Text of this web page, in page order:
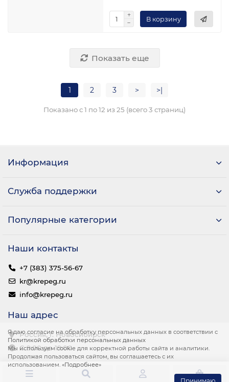
В корзину
Показать еще
1 2 3 > >|
Показано с 1 по 12 из 25 (всего 3 страниц)
Я даю согласие на обработку персональных данных в соответствии с
Политикой обработки персональных данных
Мы используем cookie для корректной работы сайта и аналитики.
Продолжая пользоваться сайтом, вы соглашаетесь с их
использованием. «Подробнее»
Информация
Служба поддержки
Популярные категории
Наши контакты
+7 (383) 375-56-67
kr@krepeg.ru
info@krepeg.ru
Наш адрес
Россия, г. Новосибирск
С 9:00 до 19:00